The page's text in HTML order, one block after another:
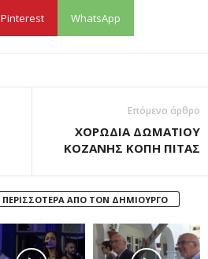
Pinterest WhatsApp
Επόμενο άρθρο
ΧΟΡΩΔΙΑ ΔΩΜΑΤΙΟΥ
ΚΟΖΑΝΗΣ ΚΟΠΗ ΠΙΤΑΣ
ΠΕΡΙΣΣΟΤΕΡΑ ΑΠΟ ΤΟΝ ΔΗΜΙΟΥΡΓΟ